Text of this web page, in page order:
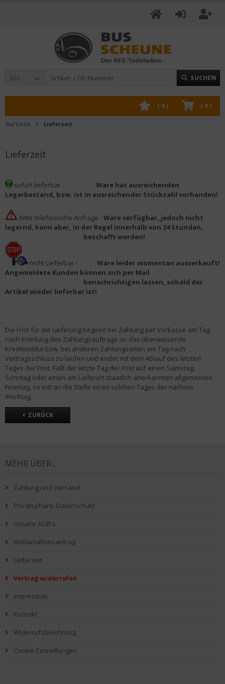
Alle SUCHEN
( 0)
( 0)
Startseite Lieferzeit
Lieferzeit
sofort lieferbar - Ware hat ausreichenden
Lagerbestand, bzw. ist in ausreichender Stückzahl vorhanden!
bitte telefonische Anfrage -Ware verfügbar, jedoch nicht
lagernd, kann aber, in der Regel innerhalb von 24 Stunden,
beschafft werden!
nicht Lieferbar - Ware leider momentan ausverkauft!
Angemeldete Kunden können sich per Mail
benachrichtigen lassen, sobald der
Artikel wieder lieferbar ist!
Die Frist für die Lieferung beginnt bei Zahlung per Vorkasse am Tag
nach Erteilung des Zahlungsauftrags an das überweisende
Kreditinstitut bzw. bei anderen Zahlungsarten am Tag nach
Vertragsschluss zu laufen und endet mit dem Ablauf des letzten
Tages der Frist. Fällt der letzte Tag der Frist auf einen Samstag,
Sonntag oder einen am Lieferort staatlich anerkannten allgemeinen
Feiertag, so tritt an die Stelle eines solchen Tages der nächste
Werktag.
ZURÜCK
MEHR ÜBER...
Zahlung und Versand
Privatsphäre, Datenschutz
Unsere AGB's
Reklamationsantrag
Lieferzeit
Vertrag widerrufen
Impressum
Kontakt
Widerrufsbelehrung
Cookie Einstellungen